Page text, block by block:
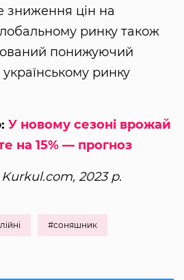
зниження цін на
ринку також
понижуючий
ринку
У новому сезоні врожай
на 15% — прогноз
Kurkul.com, 2023 р.
#соняшник